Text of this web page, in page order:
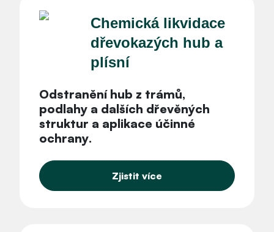
Chemická likvidace
dřevokazých hub a
plísní
Odstranění hub z trámů,
podlahy a dalších dřevěných
struktur a aplikace účinné
ochrany.
Zjistit více